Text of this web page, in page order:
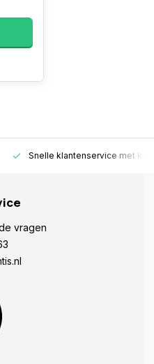
Snelle klantenservice met
vragen